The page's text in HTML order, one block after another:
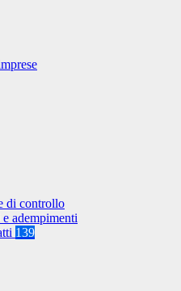
di controllo
adempimenti
139